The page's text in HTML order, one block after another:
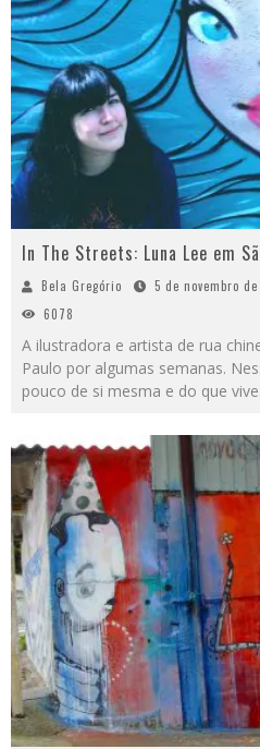
In The Streets: Luna Lee em
Bela Gregório 5 de novembro de
6078
A ilustradora e artista de rua
Paulo por algumas semanas.
pouco de si mesma e do que vive